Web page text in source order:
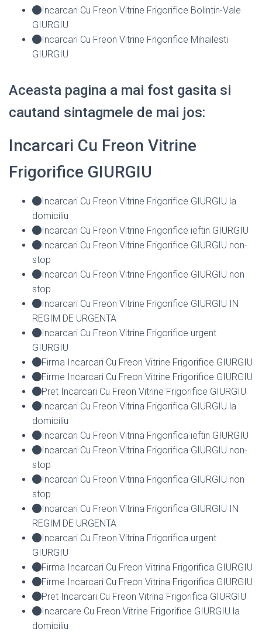
Incarcari Cu Freon Vitrine Frigorifice Bolintin-Vale
GIURGIU
Incarcari Cu Freon Vitrine Frigorifice Mihailesti
GIURGIU
Aceasta pagina a mai fost gasita si
cautand sintagmele de mai jos:
Incarcari Cu Freon Vitrine
Frigorifice GIURGIU
Incarcari Cu Freon Vitrine Frigorifice GIURGIU la
domiciliu
Incarcari Cu Freon Vitrine Frigorifice ieftin GIURGIU
Incarcari Cu Freon Vitrine Frigorifice GIURGIU non-
stop
Incarcari Cu Freon Vitrine Frigorifice GIURGIU non
stop
Incarcari Cu Freon Vitrine Frigorifice GIURGIU IN
REGIM DE URGENTA
Incarcari Cu Freon Vitrine Frigorifice urgent
GIURGIU
Firma Incarcari Cu Freon Vitrine Frigorifice GIURGIU
Firme Incarcari Cu Freon Vitrine Frigorifice GIURGIU
Pret Incarcari Cu Freon Vitrine Frigorifice GIURGIU
Incarcari Cu Freon Vitrina Frigorifica GIURGIU la
domiciliu
Incarcari Cu Freon Vitrina Frigorifica ieftin GIURGIU
Incarcari Cu Freon Vitrina Frigorifica GIURGIU non-
stop
Incarcari Cu Freon Vitrina Frigorifica GIURGIU non
stop
Incarcari Cu Freon Vitrina Frigorifica GIURGIU IN
REGIM DE URGENTA
Incarcari Cu Freon Vitrina Frigorifica urgent
GIURGIU
Firma Incarcari Cu Freon Vitrina Frigorifica GIURGIU
Firme Incarcari Cu Freon Vitrina Frigorifica GIURGIU
Pret Incarcari Cu Freon Vitrina Frigorifica GIURGIU
Incarcare Cu Freon Vitrine Frigorifice GIURGIU la
domiciliu